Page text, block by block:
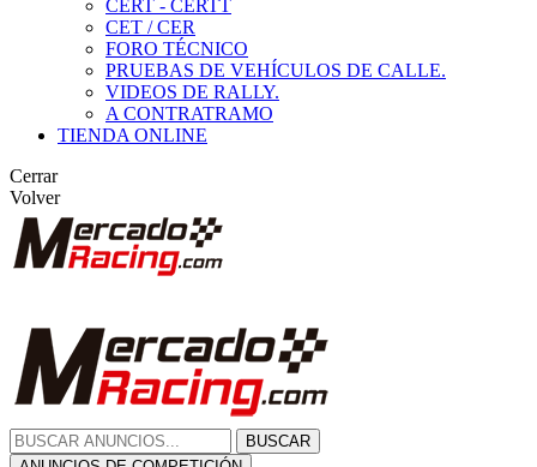
CERT - CERTT
CET / CER
FORO TÉCNICO
PRUEBAS DE VEHÍCULOS DE CALLE.
VIDEOS DE RALLY.
A CONTRATRAMO
TIENDA ONLINE
Cerrar
Volver
BUSCAR
ANUNCIOS DE COMPETICIÓN